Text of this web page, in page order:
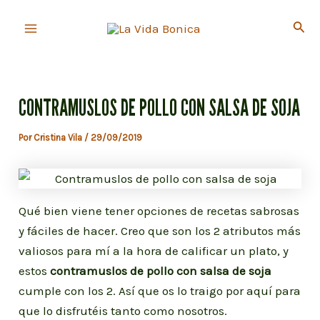
CONTRAMUSLOS DE POLLO CON SALSA DE SOJA
Por Cristina Vila /29/09/2019
Qué bien viene tener opciones de recetas sabrosas
y fáciles de hacer. Creo que son los 2 atributos más
valiosos para mí a la hora de calificar un plato, y
estoscontramuslos de pollo con salsa de soja
cumple con los 2. Así que os lo traigo por aquí para
que lo disfrutéis tanto como nosotros.